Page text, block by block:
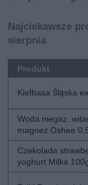
Najciekawsze
sierpnia
Produkt
Kiełbasa Śląska
Woda niegaz.
magnez Oshee
Czekolada
yoghurt Milka